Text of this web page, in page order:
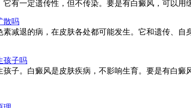
有一定遗传性，但不传染。要是有白癜风，可以
散吗
素减退的病，在皮肤各处都可能发生。它和遗传、
孩子吗
子。白癜风是皮肤疾病，不影响生育。要是有白癜